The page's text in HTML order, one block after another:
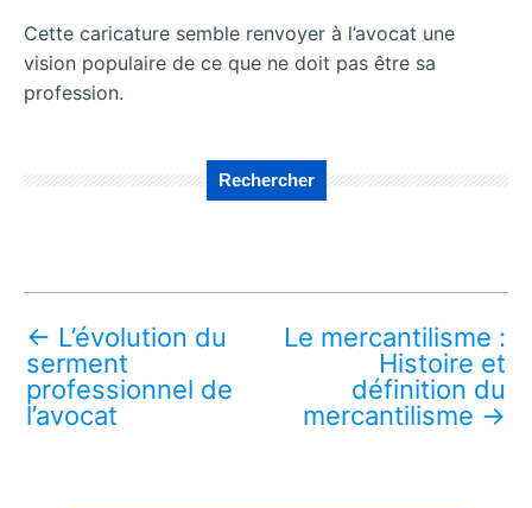
Cette caricature semble renvoyer à l’avocat une
vision populaire de ce que ne doit pas être sa
profession.
Rechercher
← L’évolution du
serment
professionnel de
l’avocat
Le mercantilisme :
Histoire et
définition du
mercantilisme →